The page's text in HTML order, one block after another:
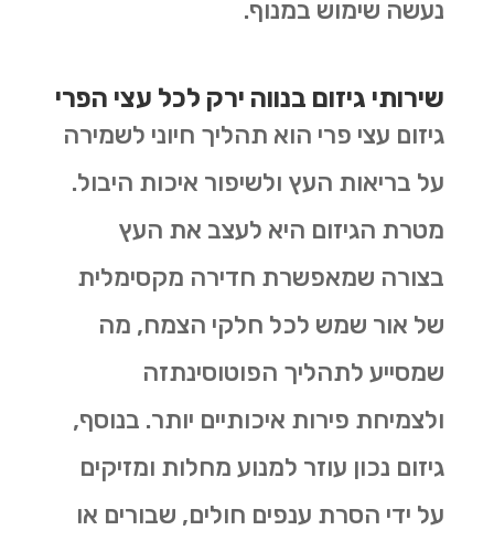
נעשה שימוש במנוף.
שירותי גיזום בנווה ירק לכל עצי הפרי
גיזום עצי פרי הוא תהליך חיוני לשמירה
על בריאות העץ ולשיפור איכות היבול.
מטרת הגיזום היא לעצב את העץ
בצורה שמאפשרת חדירה מקסימלית
של אור שמש לכל חלקי הצמח, מה
שמסייע לתהליך הפוטוסינתזה
ולצמיחת פירות איכותיים יותר. בנוסף,
גיזום נכון עוזר למנוע מחלות ומזיקים
על ידי הסרת ענפים חולים, שבורים או